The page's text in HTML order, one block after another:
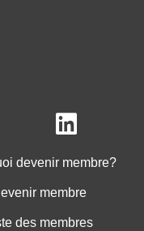
devenir membre?
membre
des membres